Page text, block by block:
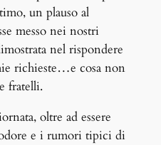
un plauso al
messo nei nostri
nel rispondere
richieste…e cosa non
fratelli.
oltre ad essere
e i rumori tipici di